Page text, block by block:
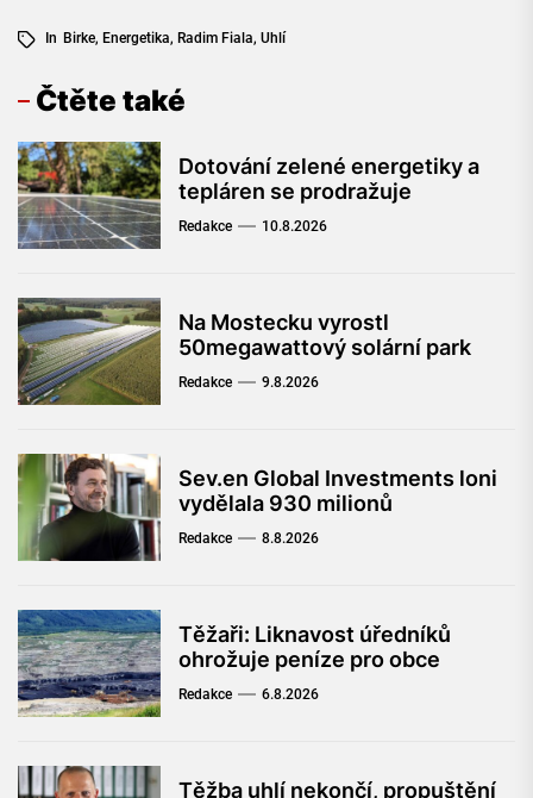
In Birke, Energetika, Radim Fiala, Uhlí
Čtěte také
Dotování zelené energetiky a
tepláren se prodražuje
Redakce 10.8.2026
Na Mostecku vyrostl
50megawattový solární park
Redakce 9.8.2026
Sev.en Global Investments loni
vydělala 930 milionů
Redakce 8.8.2026
Těžaři: Liknavost úředníků
ohrožuje peníze pro obce
Redakce 6.8.2026
Těžba uhlí nekončí, propuštění